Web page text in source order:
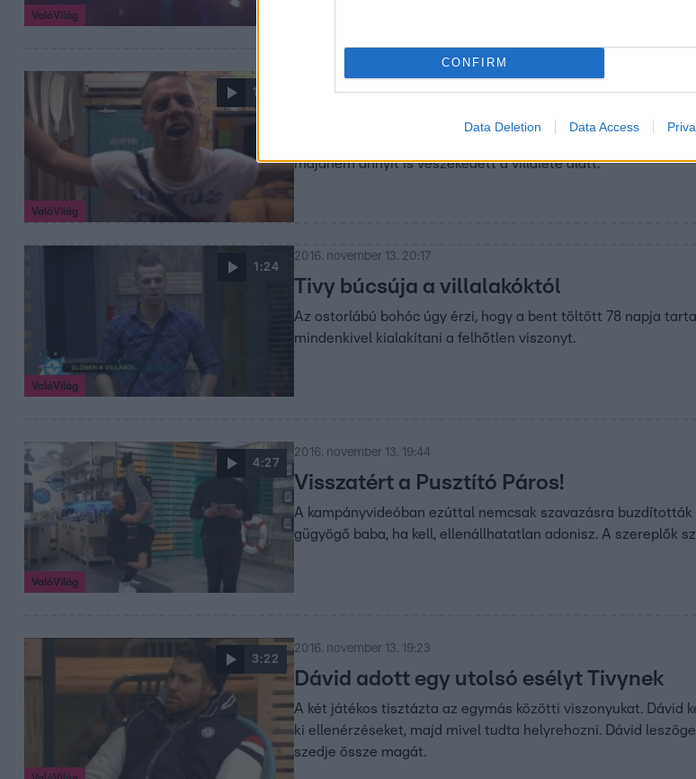
CONFIRM
Data Deletion Data Access
ValóVilág
1:56
ValóVilág
2016. november 13. 20:29
Szökik a málna, szökik a Villa… - egy életre mindenki
majdnem annyit is veszekedett a villaléte alatt.
1:24
ValóVilág
2016. november 13. 20:17
Tivy búcsúja a villalakóktól
Az ostorlábú bohóc úgy érzi, hogy a bent töltött 78 napja
mindenkivel kialakítani a felhőtlen viszonyt.
4:27
ValóVilág
2016. november 13. 19:44
Visszatért a Pusztító Páros!
A kampányvideóban ezúttal nemcsak szavazásra
gügyögő baba, ha kell, ellenállhatatlan adonisz. A szereplők
3:22
2016. november 13. 19:23
Dávid adott egy utolsó esélyt Tivynek
A két játékos tisztázta az egymás közötti viszonyukat.
ki ellenérzéseket, majd mivel tudta helyrehozni. Dávid
szedje össze magát.